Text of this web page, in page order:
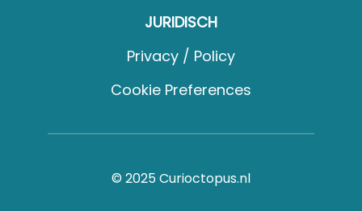
JURIDISCH
Privacy / Policy
Cookie Preferences
© 2025 Curioctopus.nl